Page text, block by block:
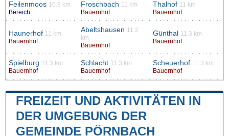
Feilenmoos 10.9 km
Bereich
Froschbach 11 km
Bauernhof
Thalhof 11 km
Bauernhof
Haunerhof 11 km
Bauernhof
Abeltshausen 11.2
km
Bauernhof
Günthal
11.3 km
Bauernhof
Spielburg 11.3 km
Bauernhof
Schlacht 11.3 km
Bauernhof
Scheuerhof 11.3 km
Bauernhof
FREIZEIT UND AKTIVITÄTEN IN
DER UMGEBUNG DER
GEMEINDE PÖRNBACH